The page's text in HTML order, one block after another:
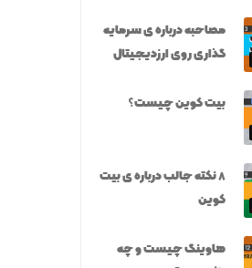
مصاحبه درباره ی سرمایه
گذاری روی ارزدیجیتال
بیت کوین چیست؟
۸ نکته جالب درباره ی بیت
کوین
هاوینگ چیست و چه